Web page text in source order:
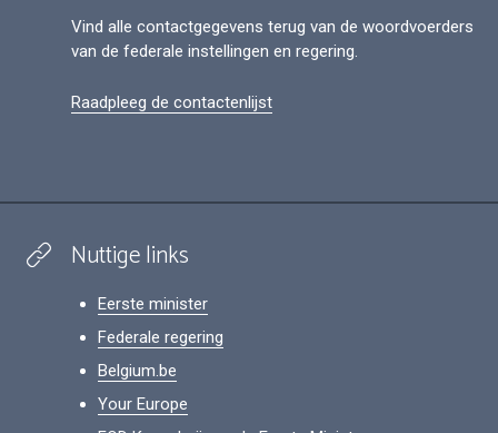
Vind alle contactgegevens terug van de woordvoerders
van de federale instellingen en regering.
Raadpleeg de contactenlijst
Nuttige links
Eerste minister
Federale regering
Belgium.be
Your Europe